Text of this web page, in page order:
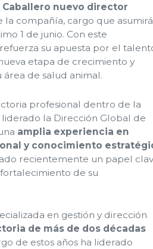
Caballero nuevo director
la compañía, cargo que asumirá
1 de junio. Con este
su apuesta por el
etapa de crecimiento y
de salud animal.
profesional dentro de la
la Dirección Global de
amplia experiencia en
y conocimiento
recientemente un papel
de su
en gestión y dirección
de más de dos décadas
de estos años ha liderado